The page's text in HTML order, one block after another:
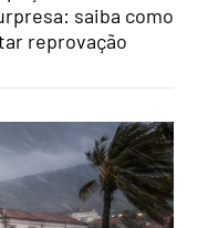
saiba como
reprovação